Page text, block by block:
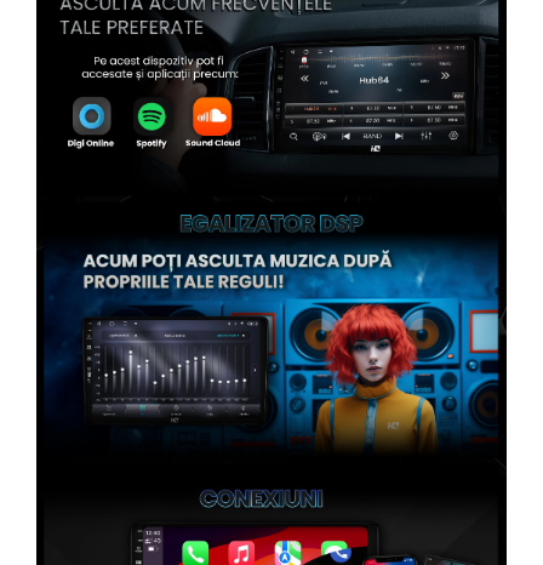
Conectică Mitsubishi
Conectică Seat
Conectică Porsche
Conectică Daihatsu
Conectică Alfa Romeo
Conectică Nissan
Conectică Peugeot